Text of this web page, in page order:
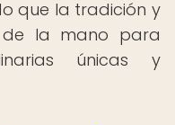
que la tradición y
de la mano para
únicas y